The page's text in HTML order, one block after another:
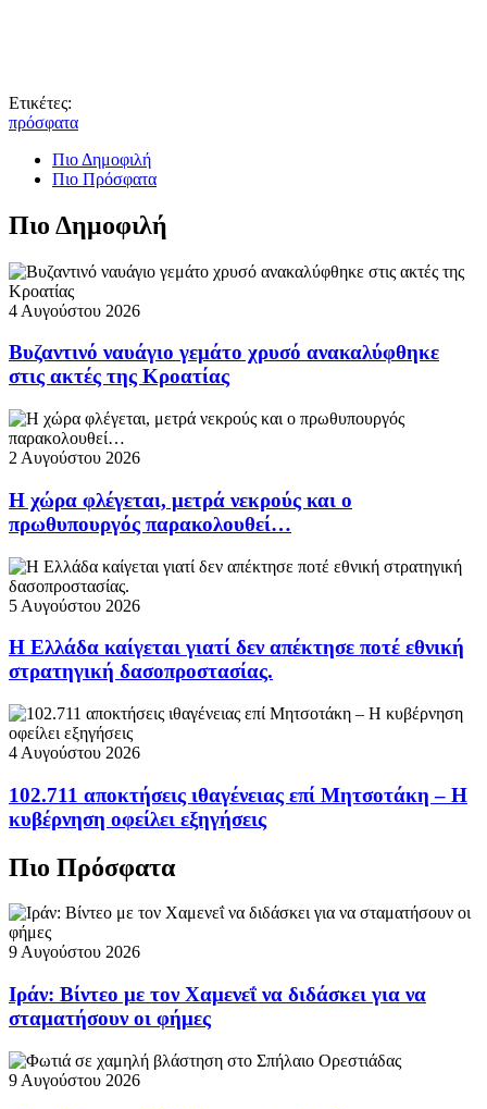
Ετικέτες:
πρόσφατα
Πιο Δημοφιλή
Πιο Πρόσφατα
Πιο Δημοφιλή
4 Αυγούστου 2026
Βυζαντινό ναυάγιο γεμάτο χρυσό ανακαλύφθηκε
στις ακτές της Κροατίας
2 Αυγούστου 2026
Η χώρα φλέγεται, μετρά νεκρούς και ο
πρωθυπουργός παρακολουθεί…
5 Αυγούστου 2026
Η Ελλάδα καίγεται γιατί δεν απέκτησε ποτέ εθνική
στρατηγική δασοπροστασίας.
4 Αυγούστου 2026
102.711 αποκτήσεις ιθαγένειας επί Μητσοτάκη – Η
κυβέρνηση οφείλει εξηγήσεις
Πιο Πρόσφατα
9 Αυγούστου 2026
Ιράν: Βίντεο με τον Χαμενεΐ να διδάσκει για να
σταματήσουν οι φήμες
9 Αυγούστου 2026